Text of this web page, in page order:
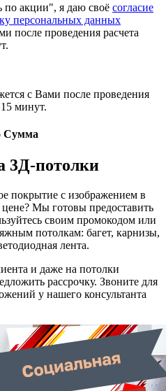
по акции", я даю своё согласие
персональных данных
после проведения расчета
с Вами после проведения
минут.
Сумма
3Д-потолки
покрытие с изображением в
Мы готовы предоставить
своим промокодом или
потолкам: багет, карнизы,
лента.
и даже на потолки
рассрочку. Звоните для
у нашего консультанта